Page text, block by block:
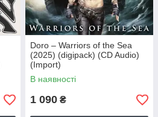
Doro – Warriors of the Sea
(2025) (digipack) (CD Audio)
(Import)
В наявності
1 090 ₴